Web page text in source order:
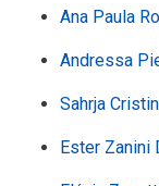
Ana Paula
Andressa
Sahrja
Ester Zanini